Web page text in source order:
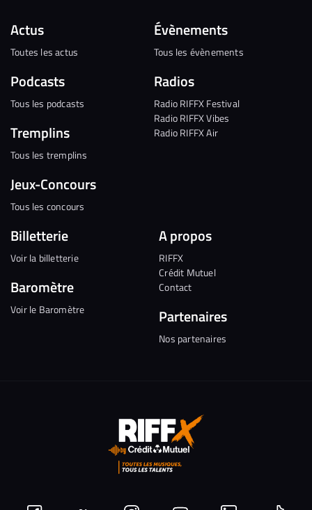
Actus
Toutes les actus
Podcasts
Tous les podcasts
Tremplins
Tous les tremplins
Jeux-Concours
Tous les concours
Évènements
Tous les évènements
Radios
Radio RIFFX Festival
Radio RIFFX Vibes
Radio RIFFX Air
Billetterie
Voir la billetterie
Baromètre
Voir le Baromètre
A propos
RIFFX
Crédit Mutuel
Contact
Partenaires
Nos partenaires